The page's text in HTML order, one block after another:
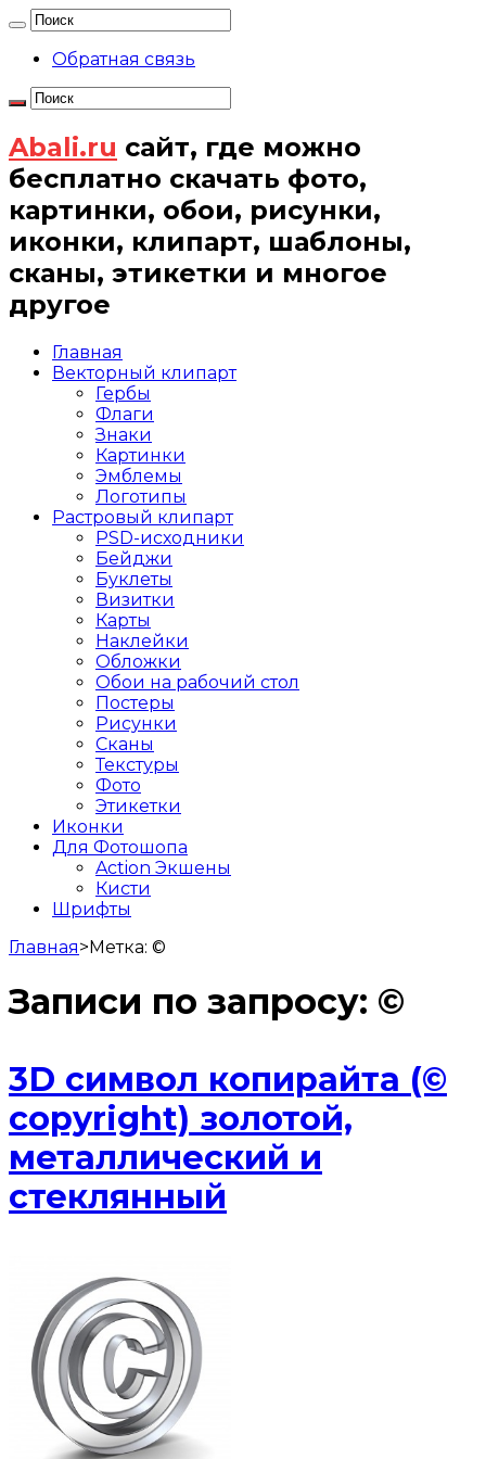
Обратная связь
Abali.ru сайт, где можно
бесплатно скачать фото,
картинки, обои, рисунки,
иконки, клипарт, шаблоны,
сканы, этикетки и многое
другое
Главная
Векторный клипарт
Гербы
Флаги
Знаки
Картинки
Эмблемы
Логотипы
Растровый клипарт
PSD-исходники
Бейджи
Буклеты
Визитки
Карты
Наклейки
Обложки
Обои на рабочий стол
Постеры
Рисунки
Сканы
Текстуры
Фото
Этикетки
Иконки
Для Фотошопа
Action Экшены
Кисти
Шрифты
Главная>Метка: ©
Записи по запросу: ©
3D символ копирайта (©
copyright) золотой,
металлический и
стеклянный